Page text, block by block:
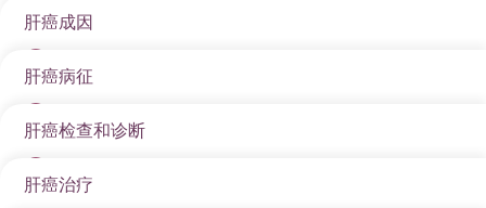
肝癌是全球范围内常见的恶性肿瘤之一，尤其在亚洲地
区发病率较高。香港作为亚洲的一部分，肝癌的发病率
和死亡率也一直居高不下。根据香港癌症资料统计中心
的2022数据，肝癌在香港十大癌症死亡原因中排名第
了严重威胁。
肝癌成因
医学界已知的肝癌成因有多种，主要包括：
肝硬化
肝癌病征
早期肝癌未必有病征，当肿瘤逐渐变大时，病人可能会
出现下列情况：
肝癌检查和诊断
高危人士，包括年长男性和慢性肝病患者，宜定期接受
肝癌治疗